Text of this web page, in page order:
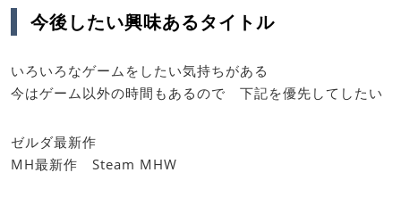
今後したい興味あるタイトル
いろいろなゲームをしたい気持ちがある
今はゲーム以外の時間もあるので 下記を優先してしたい
ゼルダ最新作
MH最新作 Steam MHW